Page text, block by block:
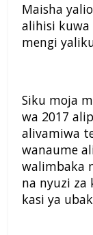
Maisha
alihisi
mengi
Siku moja
wa 2017
alivamiwa
wanaume
walimbaka
na nyuzi za
kasi ya